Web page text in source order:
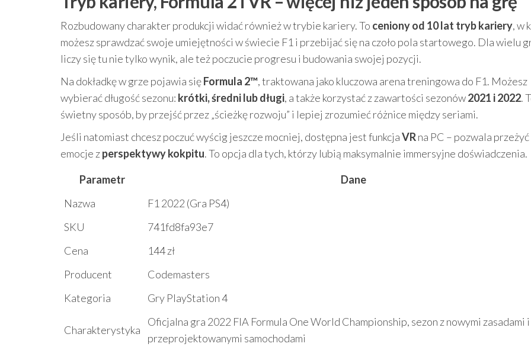
Rozbudowany charakter produkcji widać również w trybie kariery. To ceniony od 10 lat tryb kariery, w
możesz sprawdzać swoje umiejętności w świecie F1 i przebijać się na czoło pola startowego. Dla wielu
liczy się tu nie tylko wynik, ale też poczucie progresu i budowania swojej pozycji.
Na dokładkę w grze pojawia sięFormula 2™, traktowana jako kluczowa arena treningowa do F1. Możesz
wybierać długość sezonu: krótki, średni lub długi, a także korzystać z zawartości sezonów2021 i 2022.
świetny sposób, by przejść przez „ścieżkę rozwoju” i lepiej zrozumieć różnice między seriami.
Jeśli natomiast chcesz poczuć wyścig jeszcze mocniej, dostępna jest funkcjaVRna PC – pozwala przeżyć
emocje zperspektywy kokpitu. To opcja dla tych, którzy lubią maksymalnie immersyjne doświadczenia.
Parametr
Dane
Nazwa
F1 2022 (Gra PS4)
SKU
741fd8fa93e7
Cena
144 zł
Producent
Codemasters
Kategoria
Gry PlayStation 4
Charakterystyka
Oficjalna gra 2022 FIA Formula One World Championship, sezon z nowymi zasadami i
przeprojektowanymi samochodami